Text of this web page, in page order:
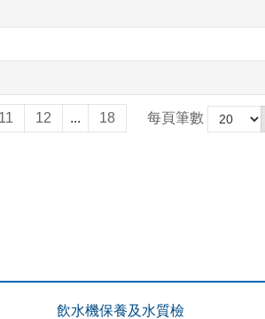
11 12 ... 18 每頁筆數
飲水機保養及水質檢